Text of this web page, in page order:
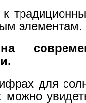
элементам.
для
можно